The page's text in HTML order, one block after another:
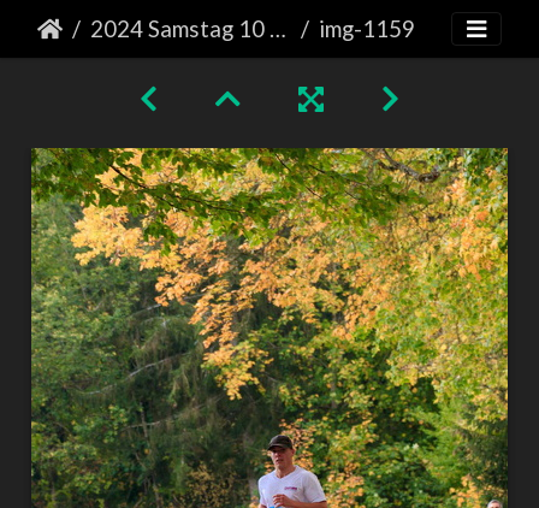
2024 Samstag 10 km Läufe img-1159